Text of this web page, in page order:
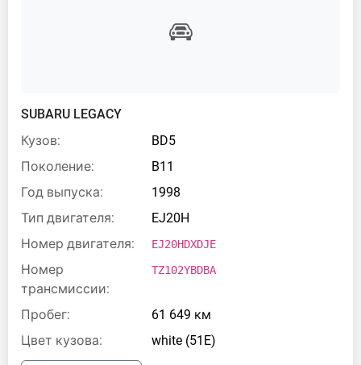
SUBARU LEGACY
Кузов:
BD5
Поколение:
B11
Год выпуска:
1998
Тип двигателя:
EJ20H
Номер двигателя:
EJ20HDXDJE
Номер
трансмиссии:
TZ102YBDBA
Пробег:
61 649 км
Цвет кузова:
white (51E)